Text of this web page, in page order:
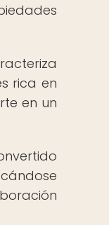
rica en
en un